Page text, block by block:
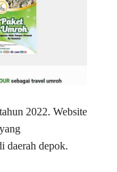
2022. Website
daerah depok.